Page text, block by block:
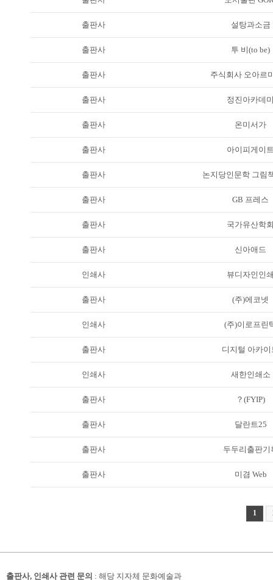
출판사 설탕과소금
출판사 투 비(to be)
출판사 주식회사 오아르
출판사 정진아카데
출판사 온미서가
출판사 아이피게이
출판사 논지당인문학 그림
출판사 GB 프레스
출판사 국가유산학
출판사 신아애드
인쇄사 뷰디자인인
출판사 (주)에코넷
인쇄사 (주)이로프린
출판사 디지털 아카이
인쇄사 새한인쇄소
출판사 ？(FYIP)
출판사 달란트25
출판사 두두리출판기
출판사 미겸 Web
1
출판사, 인쇄사 관련 문의 : 해당 지자체 문화예술과